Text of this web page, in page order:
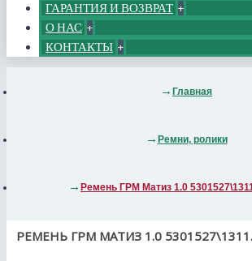
ГАРАНТИЯ И ВОЗВРАТ +
О НАС +
КОНТАКТЫ +
Главная
Ремни, ролики
Ремень ГРМ Матиз 1.0
РЕМЕНЬ ГРМ МАТИЗ 1.0